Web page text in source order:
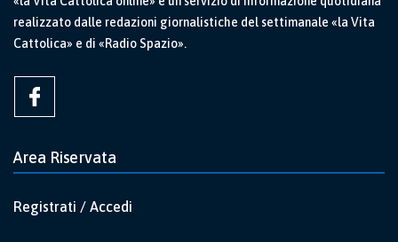
realizzato dalle redazioni giornalistiche del settimanale «la Vita
Cattolica» e di «Radio Spazio».
Area Riservata
Registrati / Accedi